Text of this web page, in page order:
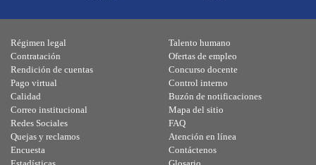
Régimen legal
Contratación
Rendición de cuentas
Pago virtual
Calidad
Talento humano
Ofertas de empleo
Concurso docente
Control interno
Buzón de notificaciones
Correo institucional
Redes Sociales
Quejas y reclamos
Encuesta
Mapa del sitio
FAQ
Atención en línea
Contáctenos